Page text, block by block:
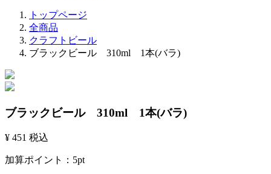
トップページ
全商品
クラフトビール
ブラックビール 310ml 1本(バラ)
ブラックビール 310ml 1本(バラ)
¥ 451 税込
加算ポイント： 5pt